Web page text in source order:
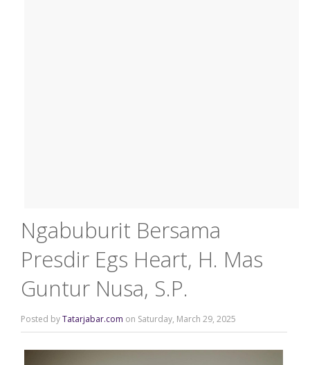
Ngabuburit Bersama
Presdir Egs Heart, H. Mas
Guntur Nusa, S.P.
Posted byTatarjabar.com on Saturday, March 29, 2025